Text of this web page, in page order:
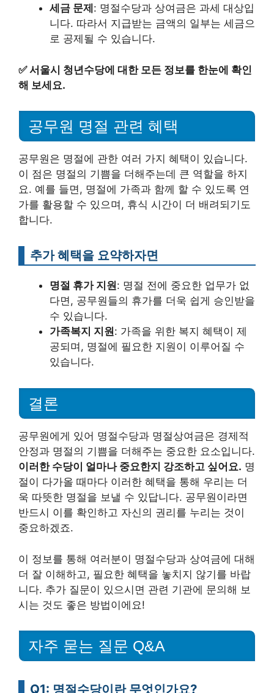
세금 문제 : 명절수당과 상여금은 과세 대상입
니다. 따라서 지급받는 금액의 일부는 세금으
로 공제될 수 있습니다.
✅서울시 청년수당에 대한 모든 정보를 한눈에 확인
해 보세요.
공무원 명절 관련 혜택
공무원은 명절에 관한 여러 가지 혜택이 있습니다.
이 점은 명절의 기쁨을 더해주는데 큰 역할을 하지
요. 예를 들면, 명절에 가족과 함께 할 수 있도록 연
가를 활용할 수 있으며, 휴식 시간이 더 배려되기도
합니다.
추가 혜택을 요약하자면
명절 휴가 지원: 명절 전에 중요한 업무가 없
다면, 공무원들의 휴가를 더욱 쉽게 승인받을
수 있습니다.
가족복지 지원: 가족을 위한 복지 혜택이 제
공되며, 명절에 필요한 지원이 이루어질 수
있습니다.
결론
공무원에게 있어 명절수당과 명절상여금은 경제적
안정과 명절의 기쁨을 더해주는 중요한 요소입니다.
이러한 수당이 얼마나 중요한지 강조하고 싶어요. 명
절이 다가올 때마다 이러한 혜택을 통해 우리는 더
욱 따뜻한 명절을 보낼 수 있답니다. 공무원이라면
반드시 이를 확인하고 자신의 권리를 누리는 것이
중요하겠죠.
이 정보를 통해 여러분이 명절수당과 상여금에 대해
더 잘 이해하고, 필요한 혜택을 놓치지 않기를 바랍
니다. 추가 질문이 있으시면 관련 기관에 문의해 보
시는 것도 좋은 방법이에요!
자주 묻는 질문 Q&A
Q1: 명절수당이란 무엇인가요?